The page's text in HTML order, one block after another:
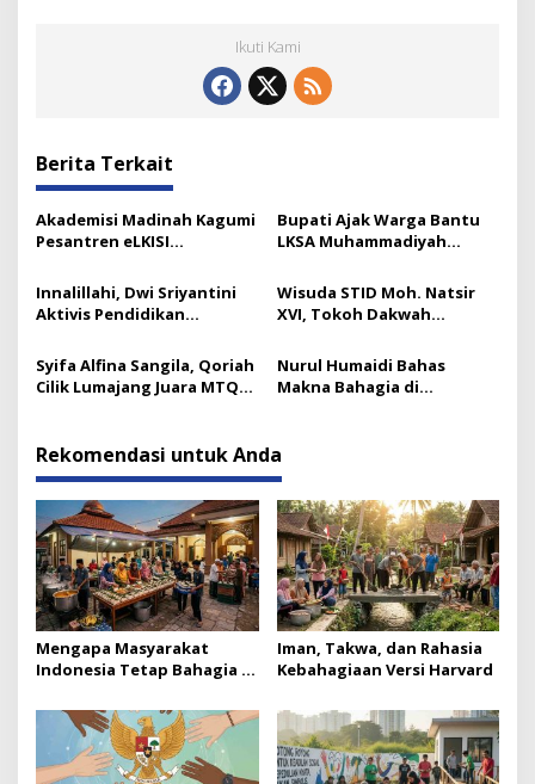
Ikuti Kami
Berita Terkait
Akademisi Madinah Kagumi
Pesantren eLKISI
Bupati Ajak Warga Bantu
LKSA Muhammadiyah
Innalillahi, Dwi Sriyantini
Aktivis Pendidikan
Wisuda STID Moh. Natsir
XVI, Tokoh Dakwah
Kaderisasi
Syifa Alfina Sangila, Qoriah
Cilik Lumajang Juara MTQ
Nurul Humaidi Bahas
Makna Bahagia di
Rekomendasi untuk Anda
Mengapa Masyarakat
Indonesia Tetap Bahagia di
Iman, Takwa, dan Rahasia
Kebahagiaan Versi Harvard